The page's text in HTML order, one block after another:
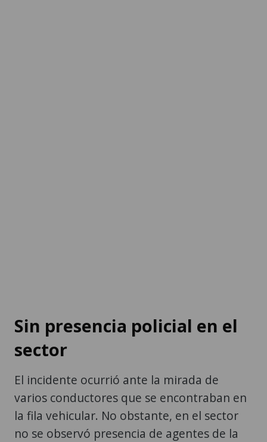
Sin presencia policial en el
sector
El incidente ocurrió ante la mirada de
varios conductores que se encontraban en
la fila vehicular. No obstante, en el sector
no se observó presencia de agentes de la